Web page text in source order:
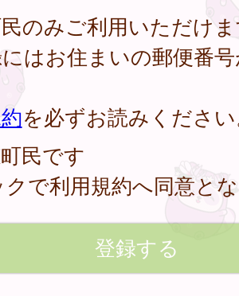
民のみご利用いただけ
にはお住まいの郵便番
を必ずお読みくださ
民です
で利用規約へ同意と